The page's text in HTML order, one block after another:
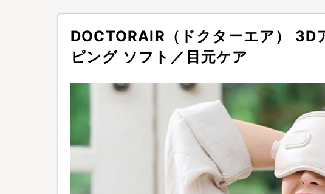
DOCTORAIR（ドクターエア） 3D
ピング ソフト／目元ケア